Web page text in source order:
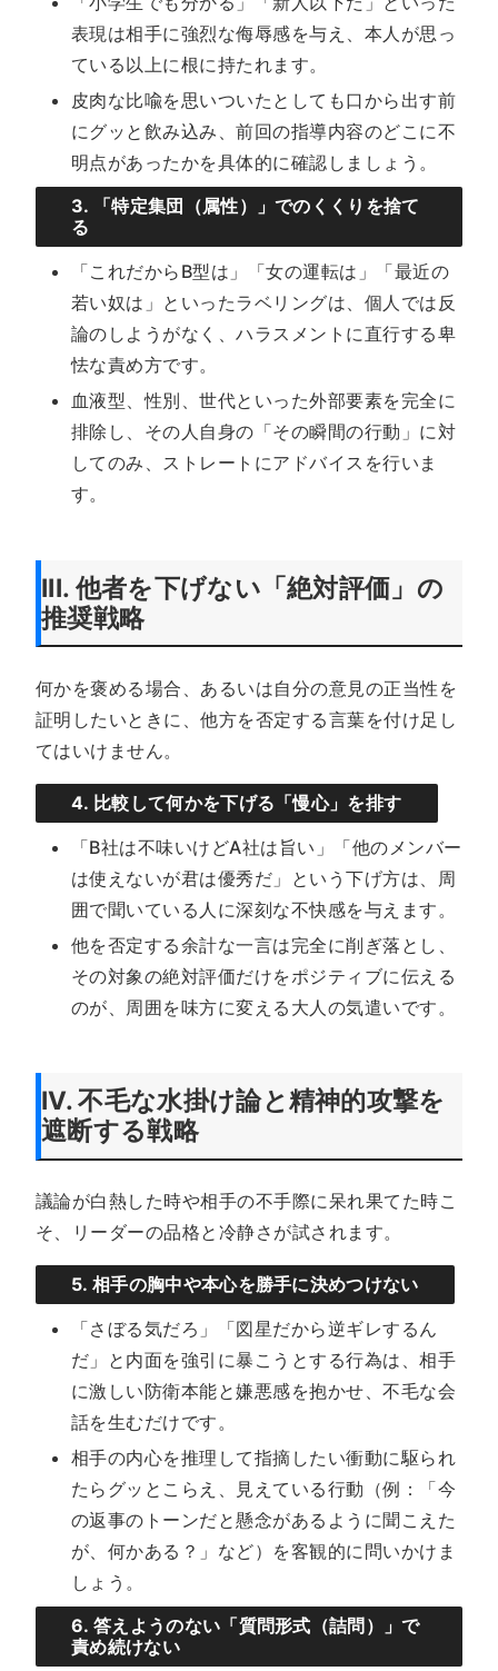
表現は相手に強烈な侮辱感を与え、本人が思っ
ている以上に根に持たれます。
皮肉な比喩を思いついたとしても口から出す前
にグッと飲み込み、前回の指導内容のどこに不
明点があったかを具体的に確認しましょう。
3. 「特定集団（属性）」でのくくりを捨て
る
「これだからB型は」「女の運転は」「最近の
若い奴は」といったラベリングは、個人では反
論のしようがなく、ハラスメントに直行する卑
怯な責め方です。
血液型、性別、世代といった外部要素を完全に
排除し、その人自身の「その瞬間の行動」に対
してのみ、ストレートにアドバイスを行いま
す。
III. 他者を下げない「絶対評価」の
推奨戦略
何かを褒める場合、あるいは自分の意見の正当性を
証明したいときに、他方を否定する言葉を付け足し
てはいけません。
4. 比較して何かを下げる「慢心」を排す
「B社は不味いけどA社は旨い」「他のメンバー
は使えないが君は優秀だ」という下げ方は、周
囲で聞いている人に深刻な不快感を与えます。
他を否定する余計な一言は完全に削ぎ落とし、
その対象の絶対評価だけをポジティブに伝える
のが、周囲を味方に変える大人の気遣いです。
IV. 不毛な水掛け論と精神的攻撃を
遮断する戦略
議論が白熱した時や相手の不手際に呆れ果てた時こ
そ、リーダーの品格と冷静さが試されます。
5. 相手の胸中や本心を勝手に決めつけない
「さぼる気だろ」「図星だから逆ギレするん
だ」と内面を強引に暴こうとする行為は、相手
に激しい防衛本能と嫌悪感を抱かせ、不毛な会
話を生むだけです。
相手の内心を推理して指摘したい衝動に駆られ
たらグッとこらえ、見えている行動（例：「今
の返事のトーンだと懸念があるように聞こえた
が、何かある？」など）を客観的に問いかけま
しょう。
6. 答えようのない「質問形式（詰問）」で
責め続けない